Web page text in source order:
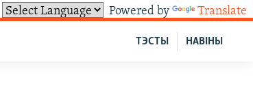
Powered by Translate
НАВІНЫ
ТЭСТЫ